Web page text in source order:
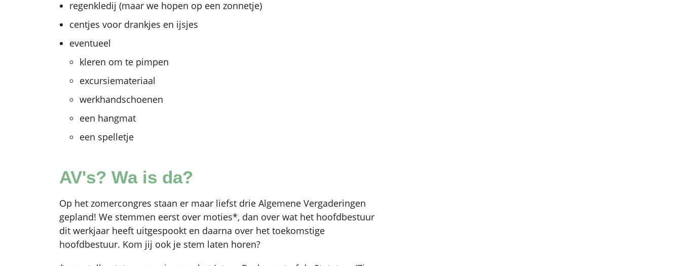
regenkledij (maar we hopen op een zonnetje)
centjes voor drankjes en ijsjes
eventueel
kleren om te pimpen
excursiemateriaal
werkhandschoenen
een hangmat
een spelletje
AV's? Wa is da?
Op het zomercongres staan er maar liefst drie Algemene Vergaderingen
gepland! We stemmen eerst over moties*, dan over wat het hoofdbestuur
dit werkjaar heeft uitgespookt en daarna over het toekomstige
hoofdbestuur. Kom jij ook je stem laten horen?